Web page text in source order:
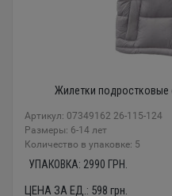
Жилетки подростковые
Артикул: 07349162 26-115-124
Размеры: 6-14 лет
Количество в упаковке: 5
УПАКОВКА: 2990 ГРН.
ЦЕНА ЗА ЕД.: 598 грн.